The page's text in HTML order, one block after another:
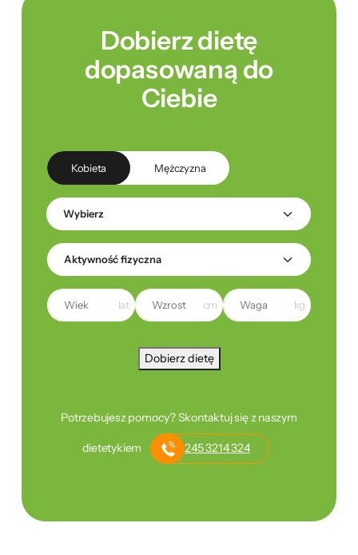
Dobierz dietę
dopasowaną do
Ciebie
Kobieta Mężczyzna
lat cm kg
Dobierz dietę
Potrzebujesz pomocy? Skontaktuj się z naszym
dietetykiem 245 3214 324